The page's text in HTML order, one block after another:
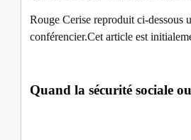
Rouge Cerise reproduit ci-dessous
conférencier.Cet article est
Quand la sécurité sociale